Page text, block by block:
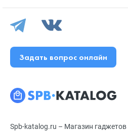
Spb-katalog.ru – Магазин
Задать вопрос онлайн